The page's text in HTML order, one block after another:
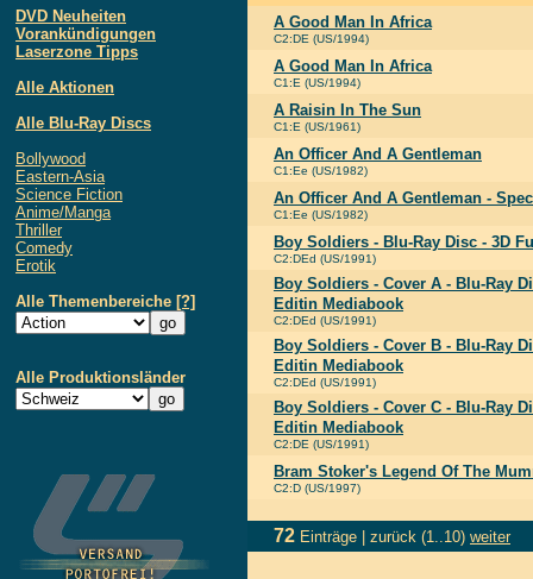
DVD Neuheiten
Vorankündigungen
Laserzone Tipps
Alle Aktionen
Alle Blu-Ray Discs
Bollywood
Eastern-Asia
Science Fiction
Anime/Manga
Thriller
Comedy
Erotik
Alle Themenbereiche [?]
Alle Produktionsländer
A Good Man In Africa
C2:DE (US/1994)
A Good Man In Africa
C1:E (US/1994)
A Raisin In The Sun
C1:E (US/1961)
An Officer And A Gentleman
C1:Ee (US/1982)
An Officer And A Gentleman -
C1:Ee (US/1982)
Boy Soldiers - Blu-Ray Disc - 3D
C2:DEd (US/1991)
Boy Soldiers - Cover A - Blu-Ray
Editin Mediabook
C2:DEd (US/1991)
Boy Soldiers - Cover B - Blu-Ray
Editin Mediabook
C2:DEd (US/1991)
Boy Soldiers - Cover C - Blu-Ray
Editin Mediabook
C2:DE (US/1991)
Bram Stoker's Legend Of The
C2:D (US/1997)
72 Einträge | zurück (1..10) weiter